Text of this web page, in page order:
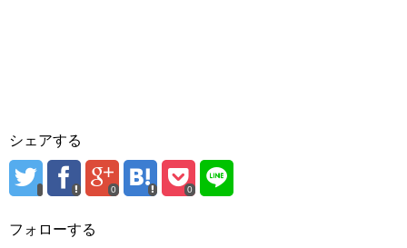
シェアする
0 0
フォローする